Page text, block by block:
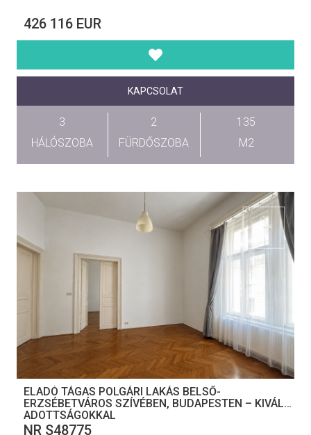
426 116 EUR
KAPCSOLAT
3
HÁLÓSZOBA
2
FÜRDŐSZOBA
135
M2
ELADÓ TÁGAS POLGÁRI LAKÁS BELSŐ-
ERZSÉBETVÁROS SZÍVÉBEN, BUDAPESTEN – KIVÁLÓ
ADOTTSÁGOKKAL
NR S48775